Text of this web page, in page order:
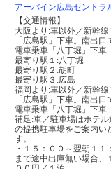
アーバイン広島セントラ
【交通情報】
大阪より:車以外／新幹線
「広島駅」下車。南出口
電車乗車「八丁堀」下車
最寄り駅１:八丁堀
最寄り駅２:胡町
最寄り駅３:広島
福岡より:車以外／新幹線
「広島駅」下車。南出口
電車乗車「八丁堀」下車
補足:車／駐車場はホテル
の提携駐車場をご案内い
す。
・１５：００～翌朝１１
まで途中出庫無い場合、